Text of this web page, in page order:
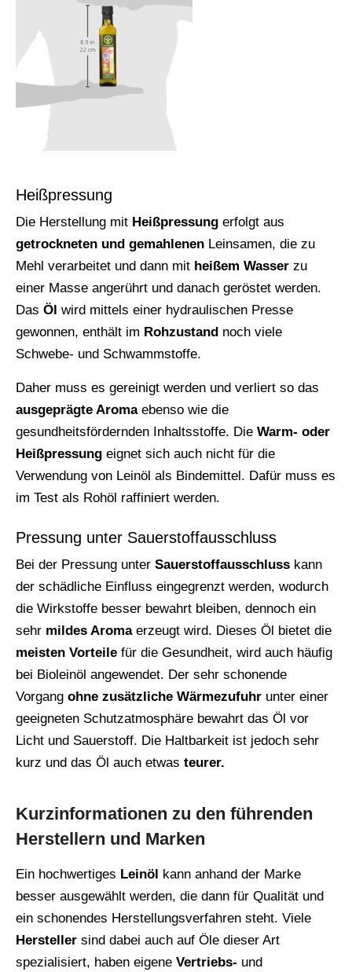
Heißpressung
Die Herstellung mit Heißpressung erfolgt aus
getrockneten und gemahlenen Leinsamen, die zu
Mehl verarbeitet und dann mit heißem Wasser zu
einer Masse angerührt und danach geröstet werden.
Das Öl wird mittels einer hydraulischen Presse
gewonnen, enthält im Rohzustand noch viele
Schwebe- und Schwammstoffe.
Daher muss es gereinigt werden und verliert so das
ausgeprägte Aromaebenso wie die
gesundheitsfördernden Inhaltsstoffe. Die Warm- oder
Heißpressung eignet sich auch nicht für die
Verwendung von Leinöl als Bindemittel. Dafür muss es
im Test als Rohöl raffiniert werden.
Pressung unter Sauerstoffausschluss
Bei der Pressung unter Sauerstoffausschluss kann
der schädliche Einfluss eingegrenzt werden, wodurch
die Wirkstoffe besser bewahrt bleiben, dennoch ein
sehr mildes Aromaerzeugt wird. Dieses Öl bietet die
meisten Vorteile für die Gesundheit, wird auch häufig
bei Bioleinöl angewendet. Der sehr schonende
Vorgang ohne zusätzliche Wärmezufuhr unter einer
geeigneten Schutzatmosphäre bewahrt das Öl vor
Licht und Sauerstoff. Die Haltbarkeit ist jedoch sehr
kurz und das Öl auch etwas teurer.
Kurzinformationen zu den führenden
Herstellern und Marken
Ein hochwertiges Leinöl kann anhand der Marke
besser ausgewählt werden, die dann für Qualität und
ein schonendes Herstellungsverfahren steht. Viele
Hersteller sind dabei auch auf Öle dieser Art
spezialisiert, haben eigene Vertriebs- und